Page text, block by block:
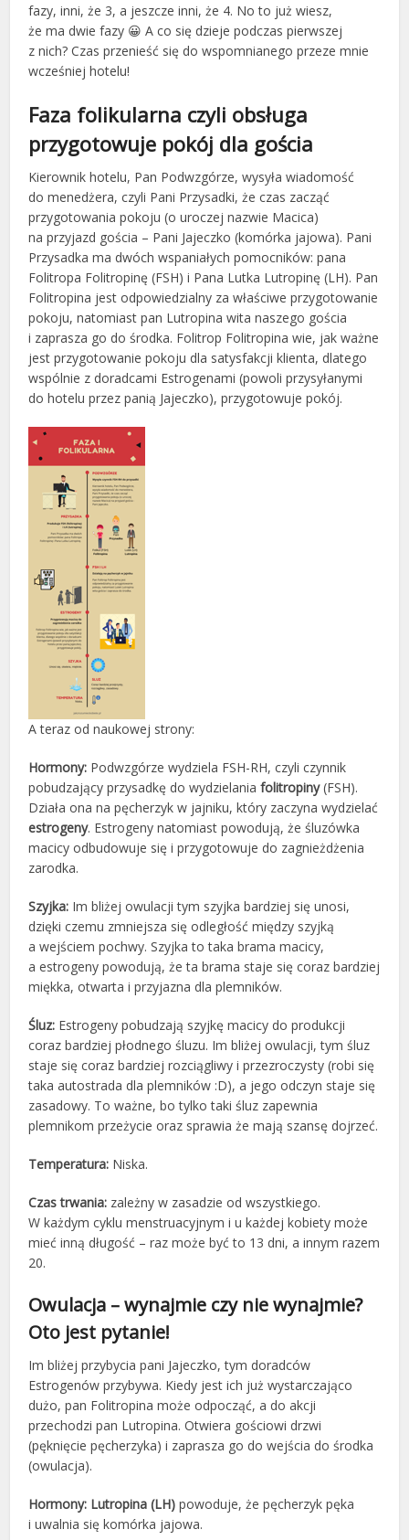
fazy, inni, że 3, a jeszcze inni, że 4. No to już wiesz,
że ma dwie fazy 😀 A co się dzieje podczas pierwszej
z nich? Czas przenieść się do wspomnianego przeze mnie
wcześniej hotelu!
Faza folikularna czyli obsługa
przygotowuje pokój dla gościa
Kierownik hotelu, Pan Podwzgórze, wysyła wiadomość
do menedżera, czyli Pani Przysadki, że czas zacząć
przygotowania pokoju (o uroczej nazwie Macica)
na przyjazd gościa – Pani Jajeczko (komórka jajowa). Pani
Przysadka ma dwóch wspaniałych pomocników: pana
Folitropa Folitropinę (FSH) i Pana Lutka Lutropinę (LH). Pan
Folitropina jest odpowiedzialny za właściwe przygotowanie
pokoju, natomiast pan Lutropina wita naszego gościa
i zaprasza go do środka. Folitrop Folitropina wie, jak ważne
jest przygotowanie pokoju dla satysfakcji klienta, dlatego
wspólnie z doradcami Estrogenami (powoli przysyłanymi
do hotelu przez panią Jajeczko), przygotowuje pokój.
A teraz od naukowej strony:
Hormony: Podwzgórze wydziela FSH-RH, czyli czynnik
pobudzający przysadkę do wydzielaniafolitropiny(FSH).
Działa ona na pęcherzyk w jajniku, który zaczyna wydzielać
estrogeny. Estrogeny natomiast powodują, że śluzówka
macicy odbudowuje się i przygotowuje do zagnieżdżenia
zarodka.
Szyjka: Im bliżej owulacji tym szyjka bardziej się unosi,
dzięki czemu zmniejsza się odległość między szyjką
a wejściem pochwy. Szyjka to taka brama macicy,
a estrogeny powodują, że ta brama staje się coraz bardziej
miękka, otwarta i przyjazna dla plemników.
Śluz: Estrogeny pobudzają szyjkę macicy do produkcji
coraz bardziej płodnego śluzu. Im bliżej owulacji, tym śluz
staje się coraz bardziej rozciągliwy i przezroczysty (robi się
taka autostrada dla plemników :D), a jego odczyn staje się
zasadowy. To ważne, bo tylko taki śluz zapewnia
plemnikom przeżycie oraz sprawia że mają szansę dojrzeć.
Temperatura: Niska.
Czas trwania: zależny w zasadzie od wszystkiego.
W każdym cyklu menstruacyjnym i u każdej kobiety może
mieć inną długość – raz może być to 13 dni, a innym razem
20.
Owulacja – wynajmie czy nie wynajmie?
Oto jest pytanie!
Im bliżej przybycia pani Jajeczko, tym doradców
Estrogenów przybywa. Kiedy jest ich już wystarczająco
dużo, pan Folitropina może odpocząć, a do akcji
przechodzi pan Lutropina. Otwiera gościowi drzwi
(pęknięcie pęcherzyka) i zaprasza go do wejścia do środka
(owulacja).
Hormony: Lutropina (LH) powoduje, że pęcherzyk pęka
i uwalnia się komórka jajowa.